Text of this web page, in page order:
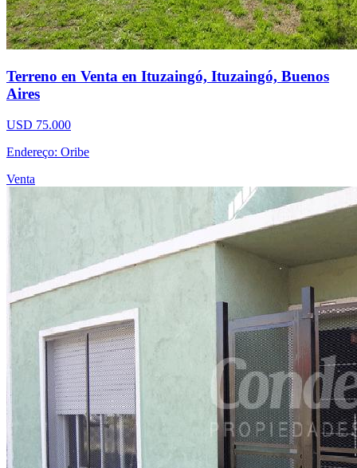
Terreno en Venta en Ituzaingó, Ituzaingó, Buenos
Aires
USD 75.000
Endereço: Oribe
Venta